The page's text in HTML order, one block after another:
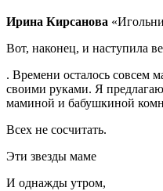
Ирина Кирсанова
Вот, наконец, и наступила
. Времени осталось совсем
своими руками. Я
маминой и бабушкиной
Всех не сосчитать.
Эти звезды маме
И однажды утром,